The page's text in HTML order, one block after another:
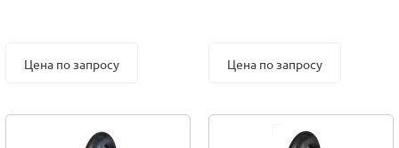
Цена по запросу Цена по запросу